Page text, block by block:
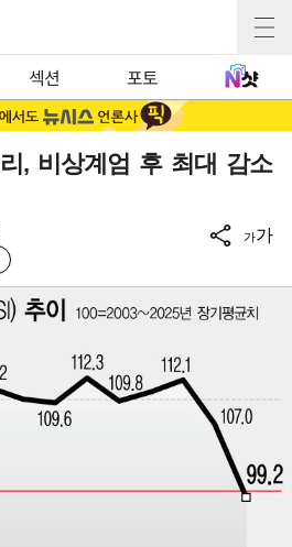
섹션 포토
, 비상계엄 후 최대 감소
가가